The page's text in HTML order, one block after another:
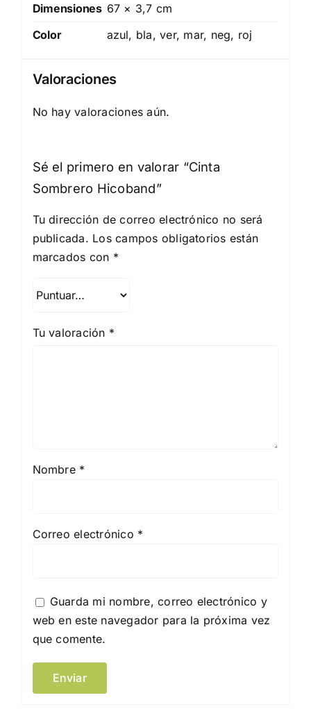
Dimensiones 67 × 3,7 cm
Color
azul, bla, ver, mar, neg, roj
Valoraciones
No hay valoraciones aún.
Sé el primero en valorar “Cinta
Sombrero Hicoband”
Tu dirección de correo electrónico no será
publicada. Los campos obligatorios están
marcados con *
Tu valoración *
Nombre *
Correo electrónico *
Guarda mi nombre, correo electrónico y
web en este navegador para la próxima vez
que comente.